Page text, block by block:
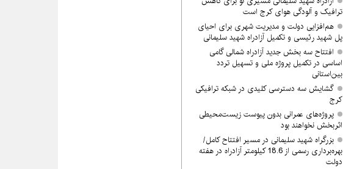
ترافیک و آلودگی هوای کرج است
هم‌افزایی دولت و مدیریت شهری برای احیای
پل شهید رئیسی و تکمیل آزادراه شهید سلیمانی
افتتاح سه بخش جدید آزادراه شمالی گامی
اساسی در تکمیل پروژه ملی و تسهیل تردد
بین‌استانی
گشایش سه دسترسی کلیدی در شبکه ترافیکی
کرج
پروژه‌های عمرانی بدون پیوست زیست‌محیطی
اثربخش نخواهند بود
بزرگراه شهید سلیمانی در مسیر افتتاح کامل/
بهره‌برداری رسمی از 18.6 کیلومتر آزادراه در هفته
دولت